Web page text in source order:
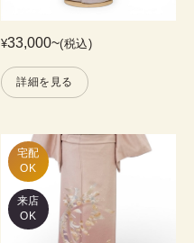
¥33,000~(税込)
詳細を見る
宅配
OK
来店
OK